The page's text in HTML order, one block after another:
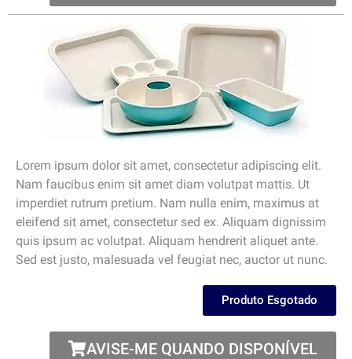
Lorem ipsum dolor sit amet, consectetur adipiscing elit.
Nam faucibus enim sit amet diam volutpat mattis. Ut
imperdiet rutrum pretium. Nam nulla enim, maximus at
eleifend sit amet, consectetur sed ex. Aliquam dignissim
quis ipsum ac volutpat. Aliquam hendrerit aliquet ante.
Sed est justo, malesuada vel feugiat nec, auctor ut nunc.
Produto Esgotado
AVISE-ME QUANDO DISPONÍVEL